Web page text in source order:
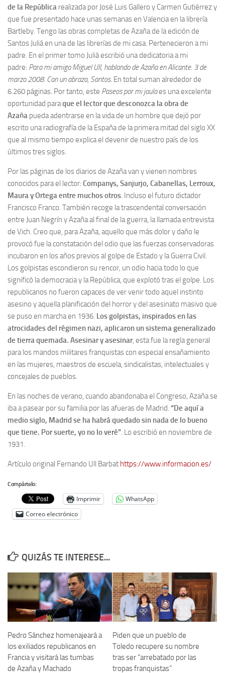
de la República realizada por José Luis Gallero y Carmen Gutiérrez y
que fue presentado hace unas semanas en Valencia en la librería
Bartleby. Tengo las obras completas de Azaña de la edición de
Santos Juliá en una de las librerías de mi casa. Pertenecieron a mi
padre. En el primer tomo Juliá escribió una dedicatoria a mi
padre: Para mi amigo Miguel Ull, hablando de Azaña en Alicante. 3 de
marzo 2008. Con un abrazo, Santos. En total suman alrededor de
6.260 páginas. Por tanto, este Paseos por mi jaulaes una excelente
oportunidad paraque el lector que desconozca la obra de
Azaña pueda adentrarse en la vida de un hombre que dejó por
escrito una radiografía de la España de la primera mitad del siglo XX
que al mismo tiempo explica el devenir de nuestro país de los
últimos tres siglos.
Por las páginas de los diarios de Azaña van y vienen nombres
conocidos para el lector: Companys, Sanjurjo, Cabanellas, Lerroux,
Maura y Ortega entre muchos otros. Incluso el futuro dictador
Francisco Franco. También recoge la trascendental conversación
entre Juan Negrín y Azaña al final de la guerra, la llamada entrevista
de Vich. Creo que, para Azaña, aquello que más dolor y daño le
provocó fue la constatación del odio que las fuerzas conservadoras
incubaron en los años previos al golpe de Estado y la Guerra Civil.
Los golpistas escondieron su rencor, un odio hacia todo lo que
significó la democracia y la República, que explotó tras el golpe. Los
republicanos no fueron capaces de ver venir todo aquel instinto
asesino y aquella planificación del horror y del asesinato masivo que
se puso en marcha en 1936. Los golpistas, inspirados en las
atrocidades del régimen nazi, aplicaron un sistema generalizado
de tierra quemada. Asesinar y asesinar, esta fue la regla general
para los mandos militares franquistas con especial ensañamiento
en las mujeres, maestros de escuela, sindicalistas, intelectuales y
concejales de pueblos.
En las noches de verano, cuando abandonaba el Congreso, Azaña se
iba a pasear por su familia por las afueras de Madrid. “De aquí a
medio siglo, Madrid se ha habrá quedado sin nada de lo bueno
que tiene. Por suerte, yo no lo veré”. Lo escribió en noviembre de
1931.
Artículo original Fernando Ull Barbat https://www.informacion.es/
Compártelo:
Imprimir
WhatsApp
Correo electrónico
QUIZÁS TE INTERESE...
Pedro Sánchez homenajeará a
los exiliados republicanos en
Francia y visitará las tumbas
de Azaña y Machado
Piden que un pueblo de
Toledo recupere su nombre
tras ser “arrebatado por las
tropas franquistas”